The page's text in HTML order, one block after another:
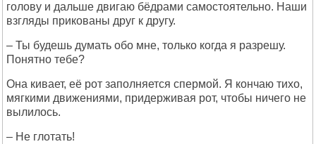
голову и дальше двигаю бёдрами самостоятельно. Наши
взгляды прикованы друг к другу.
– Ты будешь думать обо мне, только когда я разрешу.
Понятно тебе?
Она кивает, её рот заполняется спермой. Я кончаю тихо,
мягкими движениями, придерживая рот, чтобы ничего не
вылилось.
– Не глотать!